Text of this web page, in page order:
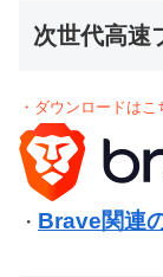
次世代高速
・ダウンロードはこ
・ Brave関連